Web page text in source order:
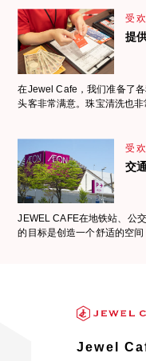
受
提
在Jewel Cafe，我们准备了
头客非常满意。珠宝清洗也非
受
交
JEWEL CAFE在地铁站、公
的目标是创造一个舒适的空间
Jewel